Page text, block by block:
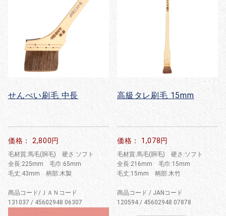
せんべい刷毛 中長
価格： 2,800円
毛材質:馬毛(胴毛) 硬さ:ソフト
全長:225mm 毛巾:65mm
毛丈:43mm 柄部:木製
商品コード/ＪＡＮコード
131037 / 45602948 06307
高級タレ刷毛 15mm
価格： 1,078円
毛材質:馬毛(胴毛) 硬さ:ソフト
全長:216mm 毛巾:15mm
毛丈:15mm 柄部:木竹
商品コード / JANコード
120594 / 45602948 07878